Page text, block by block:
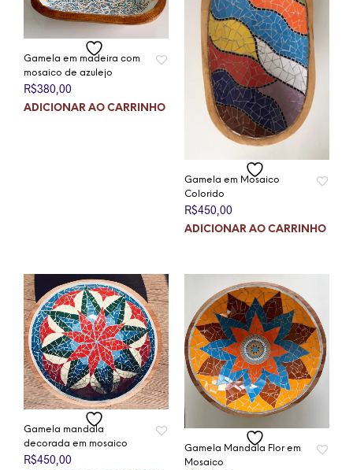
Gamela em madeira com
mosaico de azulejo
R$380,00
ADICIONAR AO CARRINHO
Gamela em Mosaico
Colorido
R$450,00
ADICIONAR AO CARRINHO
Gamela mandala
decorada em mosaico
R$450,00
Gamela Mandala Flor em
Mosaico